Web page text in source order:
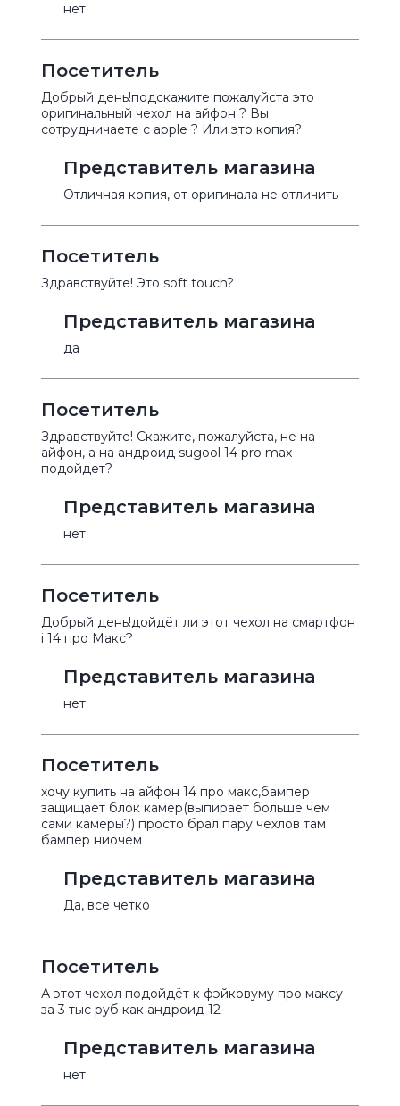
нет
Посетитель
Добрый день!подскажите пожалуйста это
оригинальный чехол на айфон ? Вы
сотрудничаете с apple ? Или это копия?
Представитель магазина
Отличная копия, от оригинала не отличить
Посетитель
Здравствуйте! Это soft touch?
Представитель магазина
да
Посетитель
Здравствуйте! Скажите, пожалуйста, не на
айфон, а на андроид sugool 14 pro max
подойдет?
Представитель магазина
нет
Посетитель
Добрый день!дойдёт ли этот чехол на смартфон
i 14 про Макс?
Представитель магазина
нет
Посетитель
хочу купить на айфон 14 про макс,бампер
защищает блок камер(выпирает больше чем
сами камеры?) просто брал пару чехлов там
бампер ниочем
Представитель магазина
Да, все четко
Посетитель
А этот чехол подойдёт к фэйковуму про максу
за 3 тыс руб как андроид 12
Представитель магазина
нет